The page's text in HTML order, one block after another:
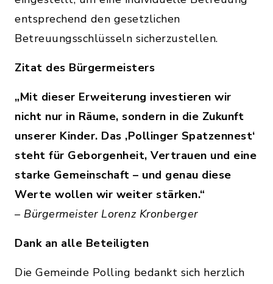
entsprechend den gesetzlichen
Betreuungsschlüsseln sicherzustellen.
Zitat des Bürgermeisters
„Mit dieser Erweiterung investieren wir
nicht nur in Räume, sondern in die Zukunft
unserer Kinder. Das ‚Pollinger Spatzennest‘
steht für Geborgenheit, Vertrauen und eine
starke Gemeinschaft – und genau diese
Werte wollen wir weiter stärken.“
– Bürgermeister Lorenz Kronberger
Dank an alle Beteiligten
Die Gemeinde Polling bedankt sich herzlich